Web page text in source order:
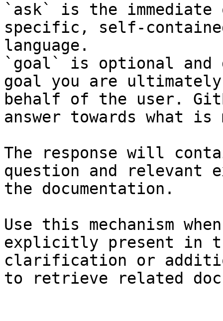
`ask` is the
specific, self-
language.
`goal` is optional and
goal you are
behalf of the user.
answer towards what
The response will
question and relevant
the documentation.
Use this mechanism
explicitly present in
clarification or